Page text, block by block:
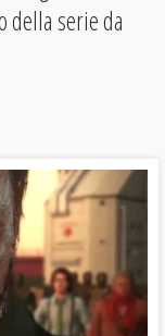
della serie da